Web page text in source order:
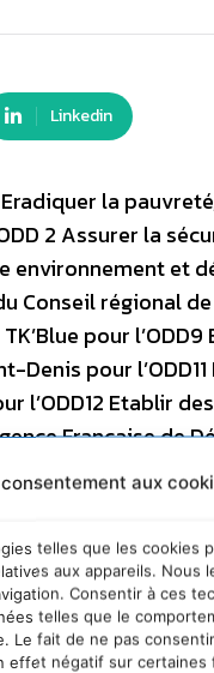
aux
telles que les cookies
aux appareils. Nous
Consentir à ces
telles que le
Le fait de ne pas
effet négatif sur certaines
Linkedin
la
2 Assurer la
environnement et
Conseil régional
pour l’ODD9
pour
l’ODD12 Etablir
Française de
régional de
de la
des
ODD. Des
du Comité
d’habitants de la